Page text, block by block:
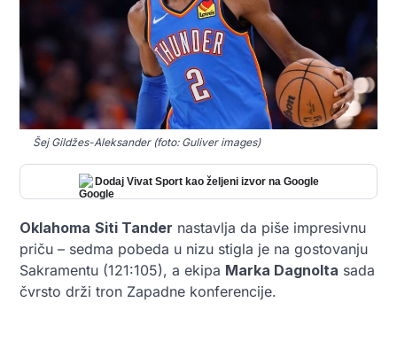
Šej Gildžes-Aleksander (foto: Guliver images)
Dodaj Vivat Sport kao željeni izvor na Google
Oklahoma Siti Tander nastavlja da piše impresivnu
priču – sedma pobeda u nizu stigla je na gostovanju
Sakramentu (121:105), a ekipa Marka Dagnolta sada
čvrsto drži tron Zapadne konferencije.